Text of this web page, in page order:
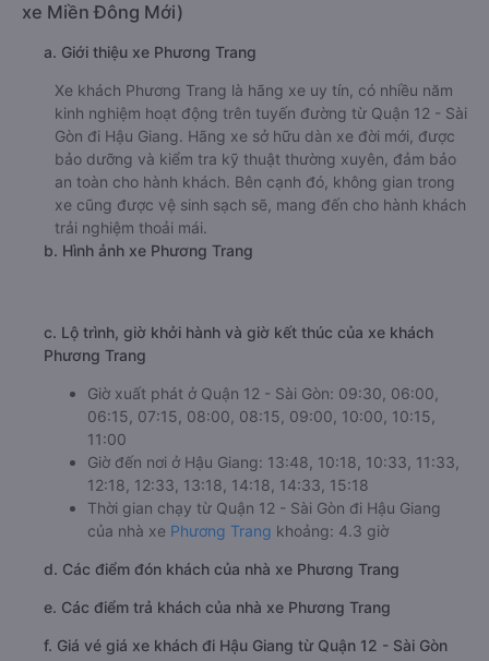
xe Miền Đông Mới)
a. Giới thiệu xe Phương Trang
Xe khách Phương Trang là hãng xe uy tín, có nhiều năm
kinh nghiệm hoạt động trên tuyến đường từ Quận 12 - Sài
Gòn đi Hậu Giang. Hãng xe sở hữu dàn xe đời mới, được
bảo dưỡng và kiểm tra kỹ thuật thường xuyên, đảm bảo
an toàn cho hành khách. Bên cạnh đó, không gian trong
xe cũng được vệ sinh sạch sẽ, mang đến cho hành khách
trải nghiệm thoải mái.
b. Hình ảnh xe Phương Trang
c. Lộ trình, giờ khởi hành và giờ kết thúc của xe khách
Phương Trang
Giờ xuất phát ở Quận 12 - Sài Gòn: 09:30, 06:00,
06:15, 07:15, 08:00, 08:15, 09:00, 10:00, 10:15,
11:00
Giờ đến nơi ở Hậu Giang: 13:48, 10:18, 10:33, 11:33,
12:18, 12:33, 13:18, 14:18, 14:33, 15:18
Thời gian chạy từ Quận 12 - Sài Gòn đi Hậu Giang
của nhà xe Phương Trang khoảng: 4.3 giờ
d. Các điểm đón khách của nhà xe Phương Trang
e. Các điểm trả khách của nhà xe Phương Trang
f. Giá vé giá xe khách đi Hậu Giang từ Quận 12 - Sài Gòn